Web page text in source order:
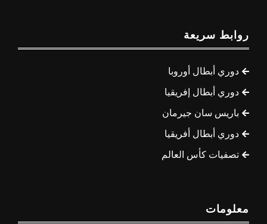
روابط سريعة
دوري أبطال أوروبا
دوري أبطال إفريقيا
باريس سان جيرمان
دوري أبطال أفريقيا
تصفيات كأس العالم
معلومات